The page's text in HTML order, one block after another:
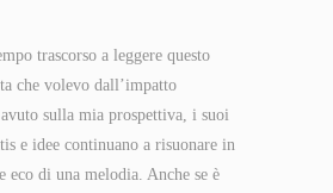
trascorso a leggere questo
che volevo dall’impatto
sulla mia prospettiva, i suoi
e idee continuano a risuonare in
eco di una melodia. Anche se è